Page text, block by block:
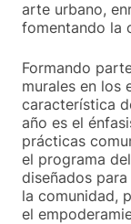
arte urbano,
fomentando la
Formando
murales en los
característica
año es el
prácticas
el programa
diseñados
la comunidad,
el